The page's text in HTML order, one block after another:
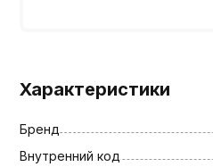
Характеристики
Бренд
Внутренний код